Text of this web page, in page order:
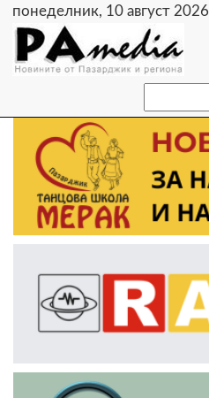
понеделник, 10 август